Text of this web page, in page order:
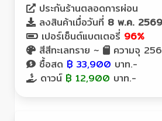
ประกันร้านตลอดการผ่อน
ลงสินค้าเมื่อวันที่ 8 พ.ค. 2569
เปอร์เซ็นต์แบตเตอรี่ 96%
สีสีทะเลทราย ~
ความจุ
ซื้อสด ฿ 33,900 บาท.-
ดาวน์ ฿ 12,900 บาท.-